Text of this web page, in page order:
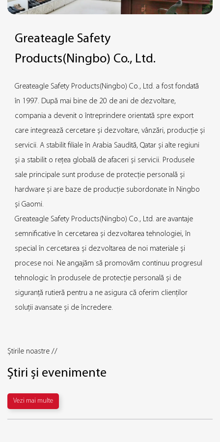
Greateagle Safety
Products(Ningbo) Co., Ltd.
Greateagle Safety Products(Ningbo) Co., Ltd. a fost fondată
în 1997. După mai bine de 20 de ani de dezvoltare,
compania a devenit o întreprindere orientată spre export
care integrează cercetare și dezvoltare, vânzări, producție și
servicii. A stabilit filiale în Arabia Saudită, Qatar și alte regiuni
și a stabilit o rețea globală de afaceri și servicii. Produsele
sale principale sunt produse de protecție personală și
hardware și are baze de producție subordonate în Ningbo
și Gaomi.
Greateagle Safety Products(Ningbo) Co., Ltd. are avantaje
semnificative în cercetarea și dezvoltarea tehnologiei, în
special în cercetarea și dezvoltarea de noi materiale și
procese noi. Ne angajăm să promovăm continuu progresul
tehnologic în produsele de protecție personală și de
siguranță rutieră pentru a ne asigura că oferim clienților
soluții avansate și de încredere.
Știrile noastre //
Știri și evenimente
Vezi mai multe